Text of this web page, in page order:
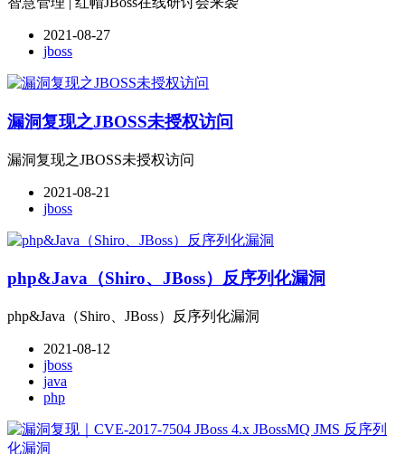
2021-08-27
jboss
漏洞复现之JBOSS未授权访问
漏洞复现之JBOSS未授权访问
2021-08-21
jboss
php&Java（Shiro、JBoss）反序列化漏洞
php&Java（Shiro、JBoss）反序列化漏洞
2021-08-12
jboss
java
php